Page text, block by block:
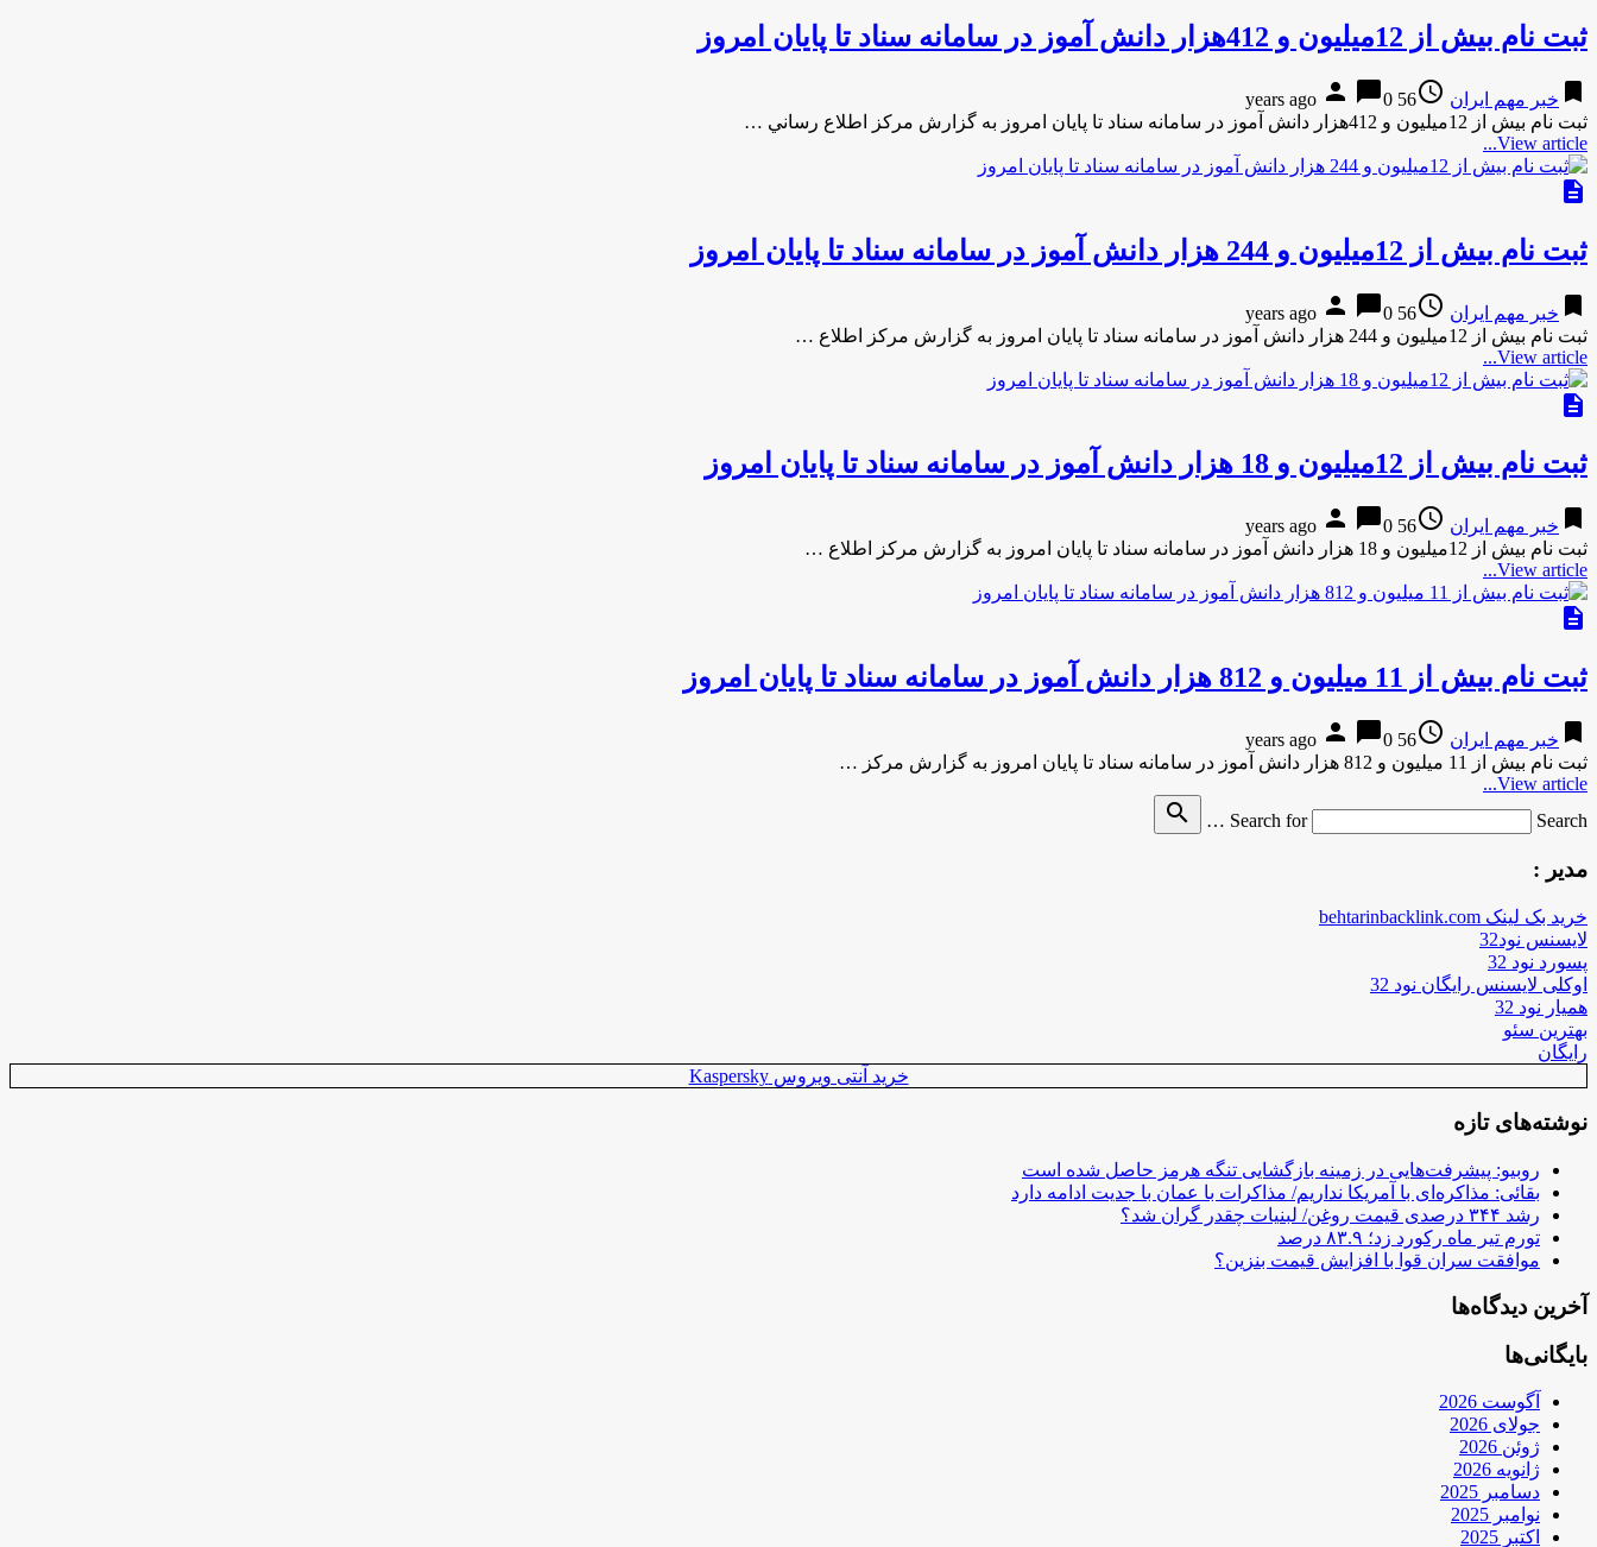
ثبت نام بيش از 12ميليون و 412هزار دانش آموز در سامانه سناد تا پايان امروز
bookmark خبر مهم ایران access_time
56 years ago
person chat_bubble0
ثبت نام بيش از 12ميليون و 412هزار دانش آموز در سامانه سناد تا پايان امروز به گزارش مركز اطلاع رساني …
View article...
description
ثبت نام بيش از 12ميليون و 244 هزار دانش آموز در سامانه سناد تا پايان امروز
bookmark خبر مهم ایران access_time
56 years ago
person chat_bubble0
ثبت نام بيش از 12ميليون و 244 هزار دانش آموز در سامانه سناد تا پايان امروز به گزارش مركز اطلاع …
View article...
description
ثبت نام بيش از 12ميليون و 18 هزار دانش آموز در سامانه سناد تا پايان امروز
bookmark خبر مهم ایران access_time
56 years ago
person chat_bubble0
ثبت نام بيش از 12ميليون و 18 هزار دانش آموز در سامانه سناد تا پايان امروز به گزارش مركز اطلاع …
View article...
description
ثبت نام بيش از 11 ميليون و 812 هزار دانش آموز در سامانه سناد تا پايان امروز
bookmark خبر مهم ایران access_time
56 years ago
person chat_bubble0
ثبت نام بيش از 11 ميليون و 812 هزار دانش آموز در سامانه سناد تا پايان امروز به گزارش مركز …
View article...
Search for
Search …
search
مدیر :
خرید بک لینک behtarinbacklink.com
لایسنس نود32
پسورد نود 32
اوکلی لایسنس رایگان نود 32
همیار نود 32
بهترین سئو
رایگان
خرید آنتی ویروس Kaspersky
نوشته‌های تازه
روبیو: پیشرفت‌هایی در زمینه بازگشایی تنگه هرمز حاصل شده است
بقائی: مذاکره‌ای با آمریکا نداریم/ مذاکرات با عمان با جدیت ادامه دارد
رشد ۳۴۴ درصدی قیمت روغن/ لبنیات چقدر گران شد؟
تورم تیر ماه رکورد زد؛ ۸۳.۹ درصد
موافقت سران قوا با افزایش قیمت بنزین؟
آخرین دیدگاه‌ها
بایگانی‌ها
آگوست 2026
جولای 2026
ژوئن 2026
ژانویه 2026
دسامبر 2025
نوامبر 2025
اکتبر 2025